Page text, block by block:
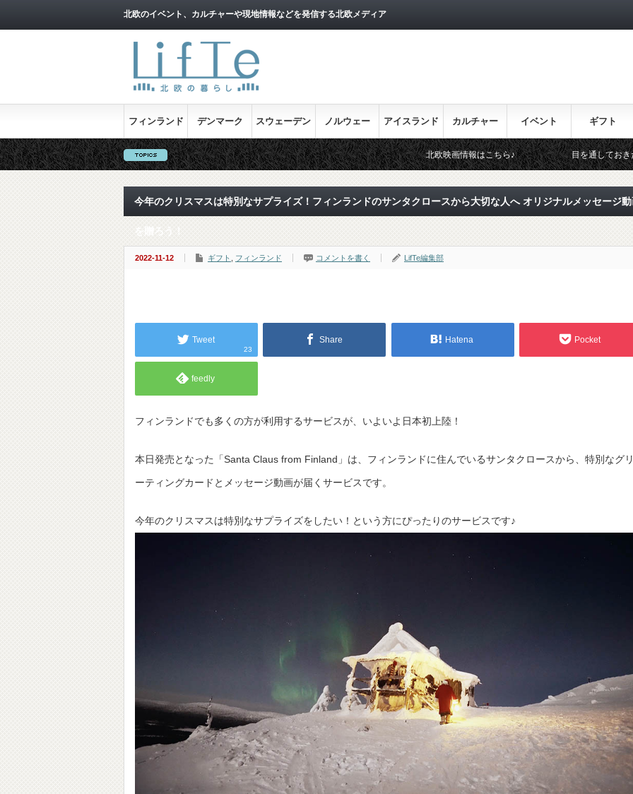
北欧のイベント、カルチャーや現地情報などを発信する北欧メディア
フィンランド デンマーク スウェーデン ノルウェー アイスランド カルチャー イベント ギフト
北欧映画情報はこちら♪ 目を通しておきたい北欧関連のイベ
今年のクリスマスは特別なサプライズ！フィンランドのサンタクロースから大切な人へ オリジナルメッセージ
を贈ろう！
2022-11-12 ギフト フィンランド コメントを書く LifTe編集部
Tweet
23
Share Hatena Pocket
feedly
フィンランドでも多くの方が利用するサービスが、いよいよ日本初上陸！
本日発売となった「Santa Claus from Finland」は、フィンランドに住んでいるサンタクロースから、特別なグ
ーティングカードとメッセージ動画が届くサービスです。
今年のクリスマスは特別なサプライズをしたい！という方にぴったりのサービスです♪